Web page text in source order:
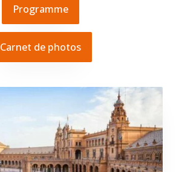
Programme
Carnet de photos